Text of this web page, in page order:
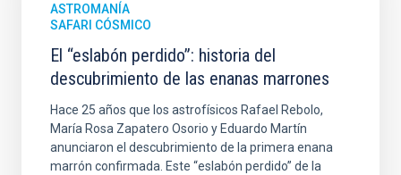
ASTROMANÍA
SAFARI CÓSMICO
El “eslabón perdido”: historia del
descubrimiento de las enanas marrones
Hace 25 años que los astrofísicos Rafael Rebolo,
María Rosa Zapatero Osorio y Eduardo Martín
anunciaron el descubrimiento de la primera enana
marrón confirmada. Este “eslabón perdido” de la